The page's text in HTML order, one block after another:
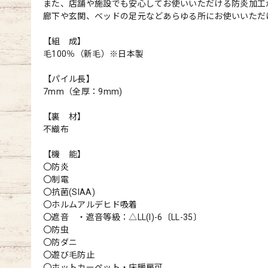
また、店舗や施設でも安心してお使いいただける防炎加工
廊下や玄関、ベッドの足元などあらゆる所にお使いいただ
【組 成】
毛100％（新毛）※日本製
【パイル長】
7mm（全厚：9mm)
【裏 材】
不織布
【機 能】
〇防炎
〇制電
〇抗菌(SIAA)
〇ホルムアルデヒド吸着
〇遮音 ・遮音等級：△LL(I)-6〔LL-35〕
〇防虫
〇防ダニ
〇遊び毛防止